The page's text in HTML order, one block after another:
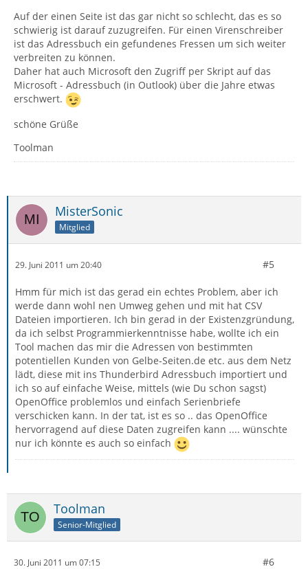
Auf der einen Seite ist das gar nicht so schlecht, das es so
schwierig ist darauf zuzugreifen. Für einen Virenschreiber
ist das Adressbuch ein gefundenes Fressen um sich weiter
verbreiten zu können.
Daher hat auch Microsoft den Zugriff per Skript auf das
Microsoft - Adressbuch (in Outlook) über die Jahre etwas
erschwert.
schöne Grüße
Toolman
MisterSonic
Mitglied
29. Juni 2011 um 20:40 #5
Hmm für mich ist das gerad ein echtes Problem, aber ich
werde dann wohl nen Umweg gehen und mit hat CSV
Dateien importieren. Ich bin gerad in der Existenzgründung,
da ich selbst Programmierkenntnisse habe, wollte ich ein
Tool machen das mir die Adressen von bestimmten
potentiellen Kunden von Gelbe-Seiten.de etc. aus dem Netz
lädt, diese mit ins Thunderbird Adressbuch importiert und
ich so auf einfache Weise, mittels (wie Du schon sagst)
OpenOffice problemlos und einfach Serienbriefe
verschicken kann. In der tat, ist es so .. das OpenOffice
hervorragend auf diese Daten zugreifen kann .... wünschte
nur ich könnte es auch so einfach
Toolman
Senior-Mitglied
30. Juni 2011 um 07:15 #6